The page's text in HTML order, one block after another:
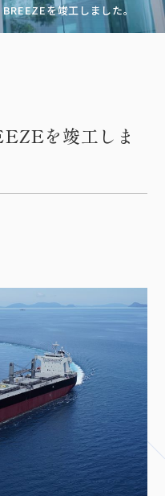
を竣工しました。
を竣工しま